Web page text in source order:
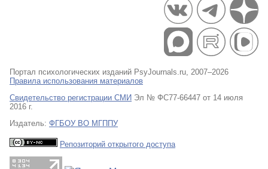
Портал психологических изданий PsyJournals.ru, 2007–2026
Правила использования материалов
Свидетельство регистрации СМИ Эл № ФС77-66447 от 14 июля
2016 г.
Издатель: ФГБОУ ВО МГППУ
Репозиторий открытого доступа